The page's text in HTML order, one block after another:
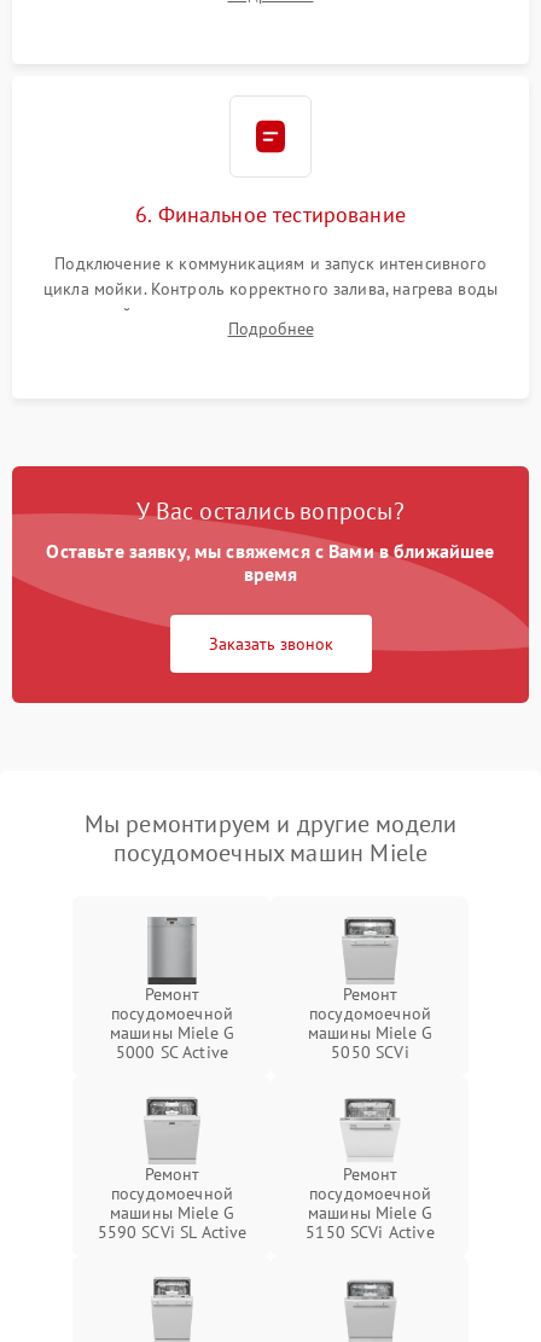
сборка корпуса и установка датчика поплавка.
6. Финальное тестирование
Подключение к коммуникациям и запуск интенсивного
цикла мойки. Контроль корректного залива, нагрева воды
до нужной температуры, отсутствия посторонних шумов,
штатного слива и абсолютной сухости в поддоне.
Подробнее
У Вас остались вопросы?
Оставьте заявку, мы свяжемся с Вами в ближайшее
время
Заказать звонок
Мы ремонтируем и другие модели
посудомоечных машин Miele
Ремонт
посудомоечной
машины Miele G
5000 SC Active
Ремонт
посудомоечной
машины Miele G
5050 SCVi
Ремонт
посудомоечной
машины Miele G
5590 SCVi SL Active
Ремонт
посудомоечной
машины Miele G
5150 SCVi Active